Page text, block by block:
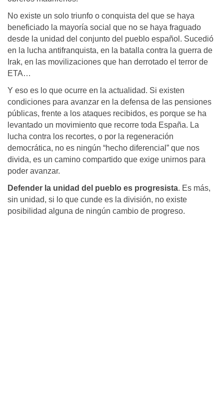
No existe un solo triunfo o conquista del que se haya
beneficiado la mayoría social que no se haya fraguado
desde la unidad del conjunto del pueblo español. Sucedió
en la lucha antifranquista, en la batalla contra la guerra de
Irak, en las movilizaciones que han derrotado el terror de
ETA…
Y eso es lo que ocurre en la actualidad. Si existen
condiciones para avanzar en la defensa de las pensiones
públicas, frente a los ataques recibidos, es porque se ha
levantado un movimiento que recorre toda España. La
lucha contra los recortes, o por la regeneración
democrática, no es ningún “hecho diferencial” que nos
divida, es un camino compartido que exige unirnos para
poder avanzar.
Defender la unidad del pueblo es progresista. Es más,
sin unidad, si lo que cunde es la división, no existe
posibilidad alguna de ningún cambio de progreso.